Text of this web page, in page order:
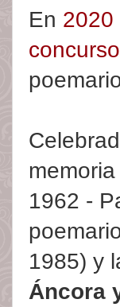
En 2020
1962 -
1985) y
Áncora